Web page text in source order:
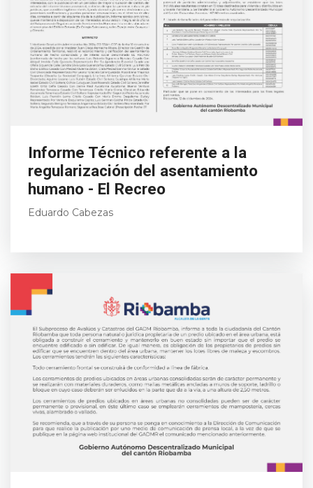
Informe Técnico referente a la
regularización del asentamiento
humano - El Recreo
Eduardo Cabezas